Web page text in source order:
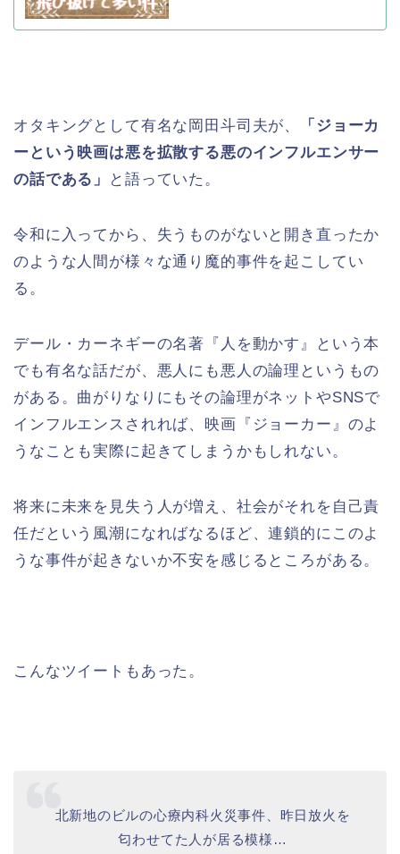
オタキングとして有名な岡田斗司夫が、
「ジョーカ
ーという映画は悪を拡散する悪のインフルエンサー
の話である」
と語っていた。
令和に入ってから、失うものがないと開き直ったか
のような人間が様々な通り魔的事件を起こしてい
る。
デール・カーネギーの名著『人を動かす』という本
でも有名な話だが、悪人にも悪人の論理というもの
がある。曲がりなりにもその論理がネットやSNSで
インフルエンスされれば、映画『ジョーカー』のよ
うなことも実際に起きてしまうかもしれない。
将来に未来を見失う人が増え、社会がそれを自己責
任だという風潮になればなるほど、連鎖的にこのよ
うな事件が起きないか不安を感じるところがある。
こんなツイートもあった。
北新地のビルの心療内科火災事件、昨日放火を
匂わせてた人が居る模様…